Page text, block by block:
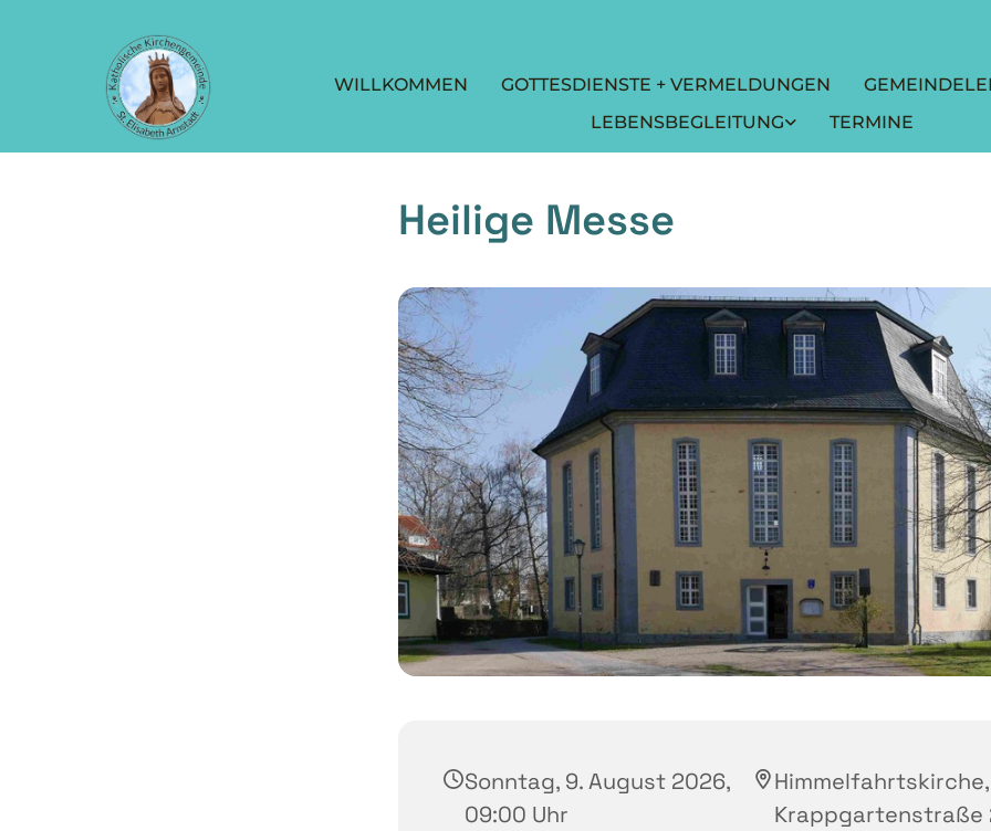
WILLKOMMEN GOTTESDIENSTE + VERMELDUNGEN
LEBENSBEGLEITUNG
TERMINE
Heilige Messe
Sonntag, 9. August 2026,
09:00 Uhr
Himmelfahrtskirche,
Krappgartenstraße